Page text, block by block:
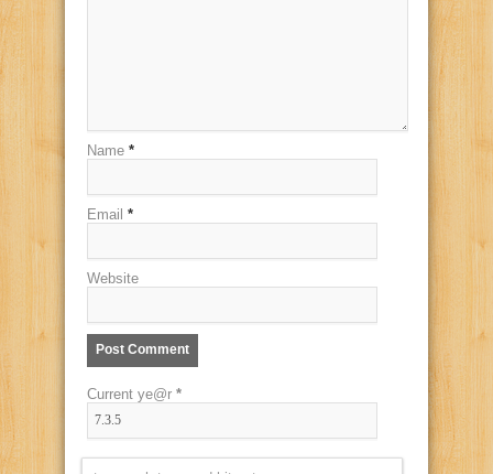
Name *
Email *
Website
Current ye@r *